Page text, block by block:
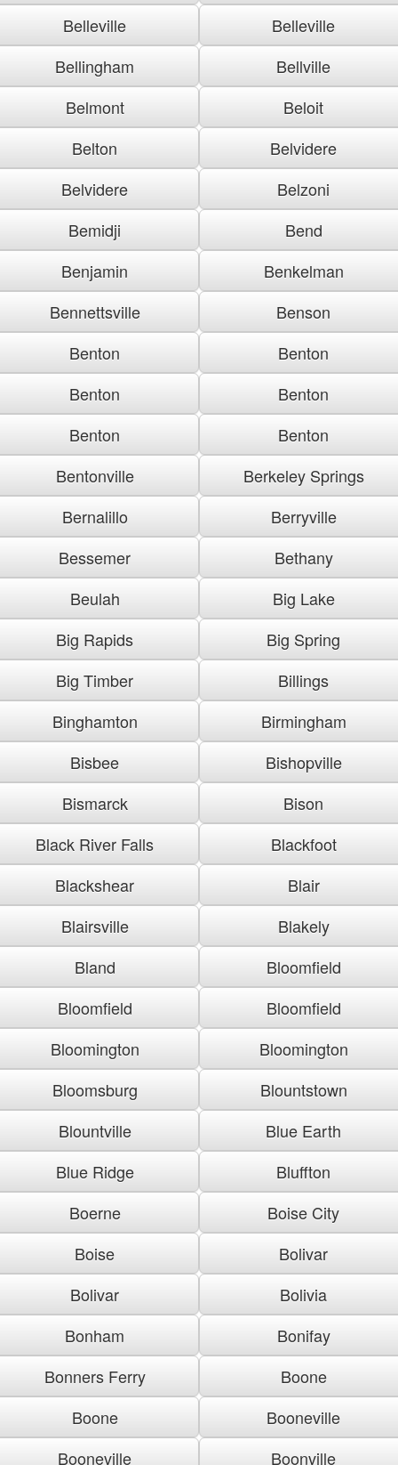
Belleville
Belleville
Bellingham
Bellville
Belmont
Beloit
Belton
Belvidere
Belvidere
Belzoni
Bemidji
Bend
Benjamin
Benkelman
Bennettsville
Benson
Benton
Benton
Benton
Benton
Benton
Benton
Bentonville
Berkeley Springs
Bernalillo
Berryville
Bessemer
Bethany
Beulah
Big Lake
Big Rapids
Big Spring
Big Timber
Billings
Binghamton
Birmingham
Bisbee
Bishopville
Bismarck
Bison
Black River Falls
Blackfoot
Blackshear
Blair
Blairsville
Blakely
Bland
Bloomfield
Bloomfield
Bloomfield
Bloomington
Bloomington
Bloomsburg
Blountstown
Blountville
Blue Earth
Blue Ridge
Bluffton
Boerne
Boise City
Boise
Bolivar
Bolivar
Bolivia
Bonham
Bonifay
Bonners Ferry
Boone
Boone
Booneville
Booneville
Boonville